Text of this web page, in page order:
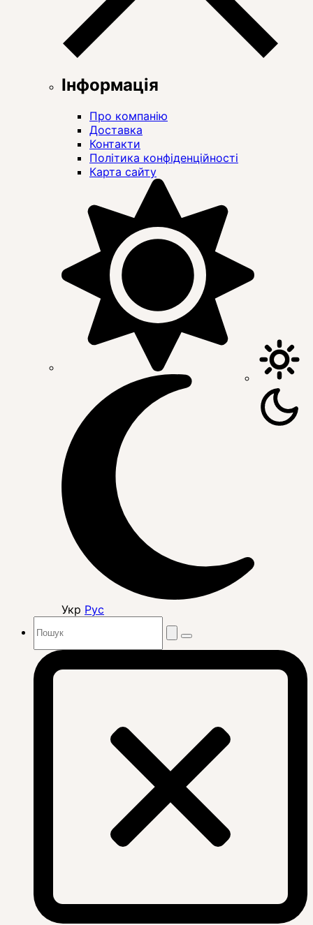
Інформація
Про компанію
Доставка
Контакти
Політика конфіденційності
Карта сайту
Укр Рус